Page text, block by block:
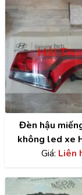
Đèn hậu
không led xe
Accent |
Giá: Liên